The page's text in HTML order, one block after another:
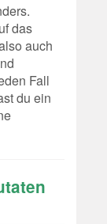
das
auch
Fall
du ein